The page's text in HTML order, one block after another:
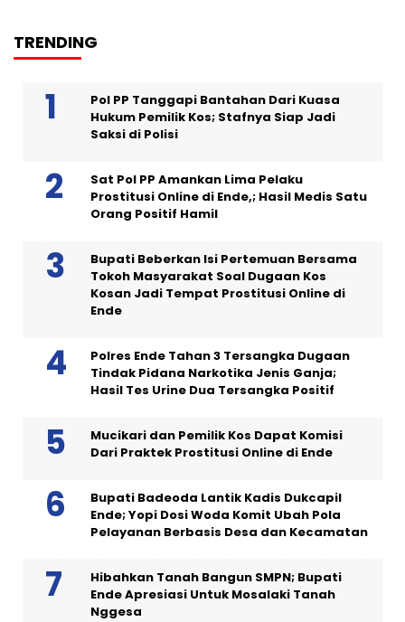
TRENDING
Pol PP Tanggapi Bantahan Dari Kuasa
Hukum Pemilik Kos; Stafnya Siap Jadi
Saksi di Polisi
Sat Pol PP Amankan Lima Pelaku
Prostitusi Online di Ende,; Hasil Medis Satu
Orang Positif Hamil
Bupati Beberkan Isi Pertemuan Bersama
Tokoh Masyarakat Soal Dugaan Kos
Kosan Jadi Tempat Prostitusi Online di
Ende
Polres Ende Tahan 3 Tersangka Dugaan
Tindak Pidana Narkotika Jenis Ganja;
Hasil Tes Urine Dua Tersangka Positif
Mucikari dan Pemilik Kos Dapat Komisi
Dari Praktek Prostitusi Online di Ende
Bupati Badeoda Lantik Kadis Dukcapil
Ende; Yopi Dosi Woda Komit Ubah Pola
Pelayanan Berbasis Desa dan Kecamatan
Hibahkan Tanah Bangun SMPN; Bupati
Ende Apresiasi Untuk Mosalaki Tanah
Nggesa